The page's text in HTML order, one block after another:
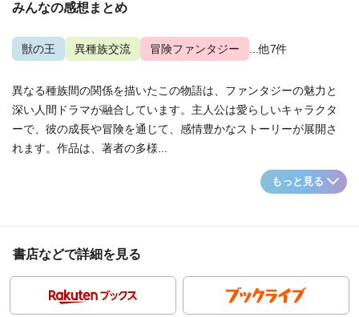
みんなの感想まとめ
獣の王 異種族交流 冒険ファンタジー ...他7件
異なる種族間の関係を描いたこの物語は、ファンタジーの魅力と
深い人間ドラマが融合しています。主人公は愛らしいキャラクタ
ーで、彼の成長や冒険を通じて、感情豊かなストーリーが展開さ
れます。作品は、著者の多様...
もっと見る
書店などで詳細を見る